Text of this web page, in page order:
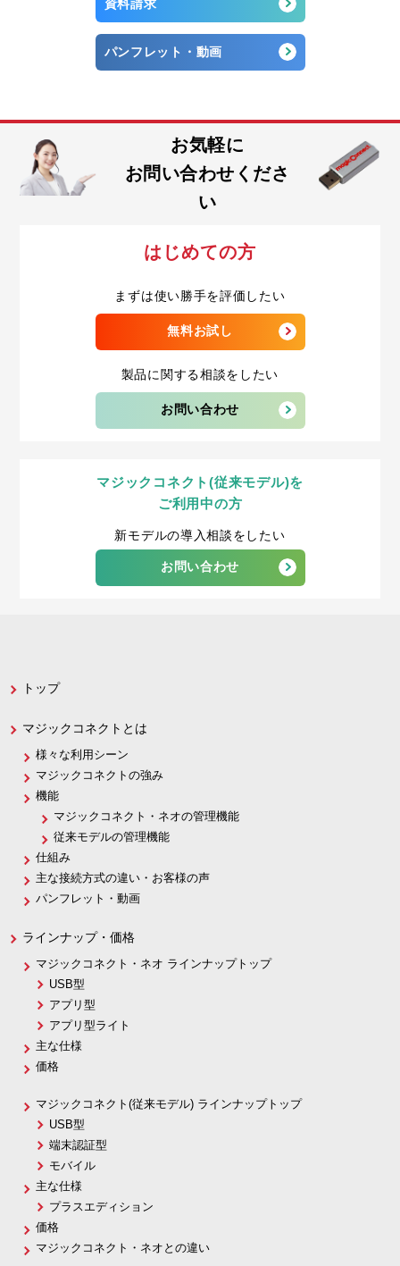
資料請求
パンフレット・動画
お気軽に
お問い合わせくださ
い
はじめての方
まずは使い勝手を評価したい
無料お試し
製品に関する相談をしたい
お問い合わせ
マジックコネクト(従来モデル)を
ご利用中の方
新モデルの導入相談をしたい
お問い合わせ
トップ
マジックコネクトとは
様々な利用シーン
マジックコネクトの強み
機能
マジックコネクト・ネオの管理機能
従来モデルの管理機能
仕組み
主な接続方式の違い・お客様の声
パンフレット・動画
ラインナップ・価格
マジックコネクト・ネオ ラインナップトップ
USB型
アプリ型
アプリ型ライト
主な仕様
価格
マジックコネクト(従来モデル) ラインナップトップ
USB型
端末認証型
モバイル
主な仕様
プラスエディション
価格
マジックコネクト・ネオとの違い